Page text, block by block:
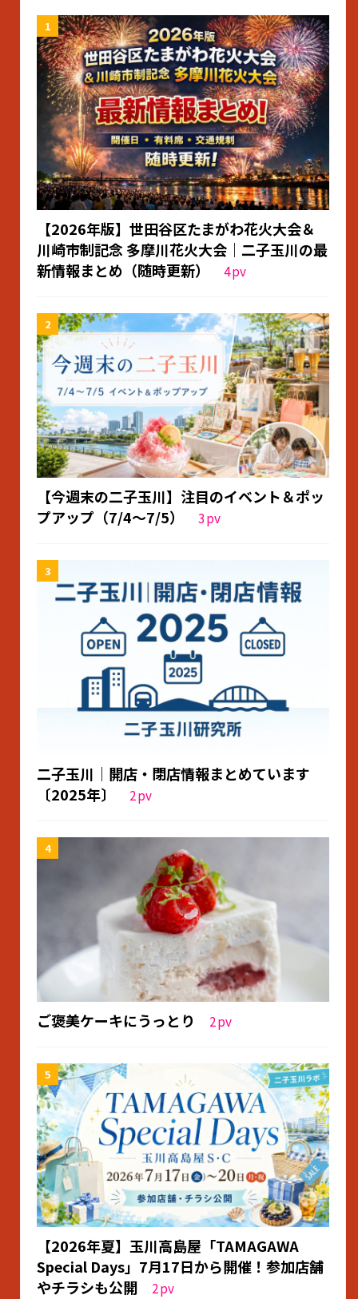
【2026年版】世田谷区たまがわ花火大会＆
川崎市制記念 多摩川花火大会｜二子玉川の最
新情報まとめ（随時更新）
4pv
【今週末の二子玉川】注目のイベント＆ポッ
プアップ（7/4〜7/5）
3pv
二子玉川｜開店・閉店情報まとめています
〔2025年〕
2pv
ご褒美ケーキにうっとり 2pv
【2026年夏】玉川高島屋「TAMAGAWA
Special Days」7月17日から開催！参加店舗
やチラシも公開
2pv